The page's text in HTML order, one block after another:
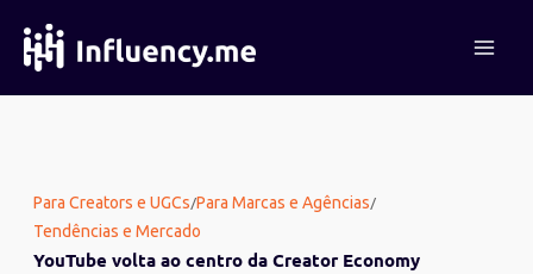
para
conteúdo
Para Creators e UGCs/Para Marcas e Agências/
Tendências e Mercado
YouTube volta ao centro da Creator Economy